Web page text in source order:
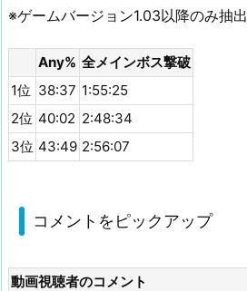
※ゲームバージョン1.03以降のみ抽出
Any% 全メインボス撃破
1位 38:37 1:55:25
2位 40:02 2:48:34
3位 43:49 2:56:07
コメントをピックアップ
動画視聴者のコメント